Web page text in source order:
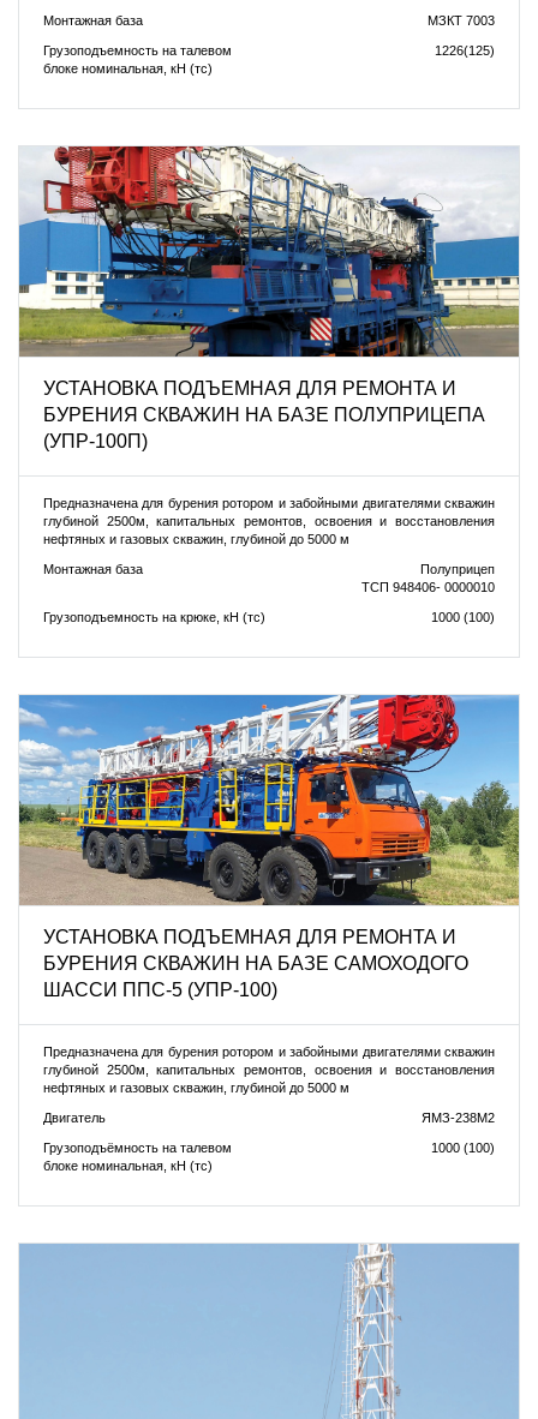
Монтажная база МЗКТ 7003
Грузоподъемность на талевом
блоке номинальная, кН (тс)
1226(125)
УСТАНОВКА ПОДЪEМНАЯ ДЛЯ РЕМОНТА И
БУРЕНИЯ СКВАЖИН НА БАЗЕ ПОЛУПРИЦЕПА
(УПР-100П)
Предназначена для бурения ротором и забойными двигателями скважин
глубиной 2500м, капитальных ремонтов, освоения и восстановления
нефтяных и газовых скважин, глубиной до 5000 м
Монтажная база
Полуприцеп
ТСП 948406- 0000010
Грузоподъемность на крюке, кН (тс) 1000 (100)
УСТАНОВКА ПОДЪEМНАЯ ДЛЯ РЕМОНТА И
БУРЕНИЯ СКВАЖИН НА БАЗЕ САМОХОДОГО
ШАССИ ППС-5 (УПР-100)
Предназначена для бурения ротором и забойными двигателями скважин
глубиной 2500м, капитальных ремонтов, освоения и восстановления
нефтяных и газовых скважин, глубиной до 5000 м
Двигатель ЯМЗ-238М2
Грузоподъёмность на талевом
блоке номинальная, кН (тс)
1000 (100)